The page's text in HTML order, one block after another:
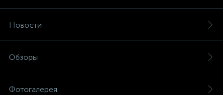
Новости
Обзоры
Фотогалерея